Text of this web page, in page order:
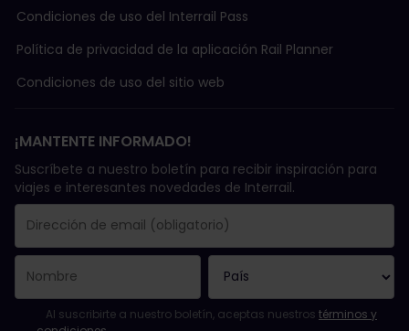
Condiciones de uso del Interrail Pass
Política de privacidad de la aplicación Rail Planner
Condiciones de uso del sitio web
¡MANTENTE INFORMADO!
Suscríbete a nuestro boletín para recibir inspiración para
viajes e interesantes novedades de Interrail.
El campo de dirección de email es obligatorio.
La dirección de email no es válida.
Ha habido un fallo al suscribirte al boletín. Vuelve a intentarlo
¡Ya te has suscrito a este boletín!
Acepta los términos y condiciones para suscribirte al boletín
Al suscribirte a nuestro boletín, aceptas nuestros términos y